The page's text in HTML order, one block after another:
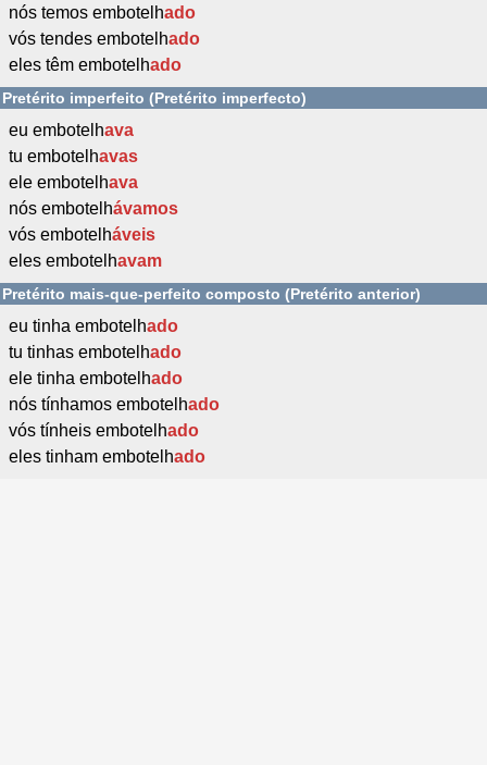
nós temos embotelhado
vós tendes embotelhado
eles têm embotelhado
Pretérito imperfeito (Pretérito imperfecto)
eu embotelhava
tu embotelhavas
ele embotelhava
nós embotelhávamos
vós embotelháveis
eles embotelhavam
Pretérito mais-que-perfeito composto (Pretérito anterior)
eu tinha embotelhado
tu tinhas embotelhado
ele tinha embotelhado
nós tínhamos embotelhado
vós tínheis embotelhado
eles tinham embotelhado